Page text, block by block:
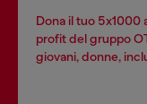
Dona il tuo 5x1000
profit del gruppo
giovani, donne,